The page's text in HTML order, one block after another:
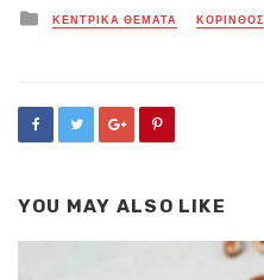
Posted
in
ΚΕΝΤΡΙΚΑ ΘΕΜΑΤΑ ΚΟΡΙΝΘΟΣ
YOU MAY ALSO LIKE